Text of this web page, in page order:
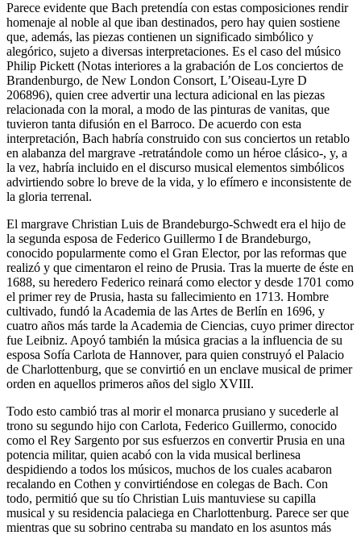
Parece evidente que Bach pretendía con estas composiciones rendir
homenaje al noble al que iban destinados, pero hay quien sostiene
que, además, las piezas contienen un significado simbólico y
alegórico, sujeto a diversas interpretaciones. Es el caso del músico
Philip Pickett (Notas interiores a la grabación de Los conciertos de
Brandenburgo, de New London Consort, L’Oiseau-Lyre D
206896), quien cree advertir una lectura adicional en las piezas
relacionada con la moral, a modo de las pinturas de vanitas, que
tuvieron tanta difusión en el Barroco. De acuerdo con esta
interpretación, Bach habría construido con sus conciertos un retablo
en alabanza del margrave -retratándole como un héroe clásico-, y, a
la vez, habría incluido en el discurso musical elementos simbólicos
advirtiendo sobre lo breve de la vida, y lo efímero e inconsistente de
la gloria terrenal.
El margrave Christian Luis de Brandeburgo-Schwedt era el hijo de
la segunda esposa de Federico Guillermo I de Brandeburgo,
conocido popularmente como el Gran Elector, por las reformas que
realizó y que cimentaron el reino de Prusia. Tras la muerte de éste en
1688, su heredero Federico reinará como elector y desde 1701 como
el primer rey de Prusia, hasta su fallecimiento en 1713. Hombre
cultivado, fundó la Academia de las Artes de Berlín en 1696, y
cuatro años más tarde la Academia de Ciencias, cuyo primer director
fue Leibniz. Apoyó también la música gracias a la influencia de su
esposa Sofía Carlota de Hannover, para quien construyó el Palacio
de Charlottenburg, que se convirtió en un enclave musical de primer
orden en aquellos primeros años del siglo XVIII.
Todo esto cambió tras al morir el monarca prusiano y sucederle al
trono su segundo hijo con Carlota, Federico Guillermo, conocido
como el Rey Sargento por sus esfuerzos en convertir Prusia en una
potencia militar, quien acabó con la vida musical berlinesa
despidiendo a todos los músicos, muchos de los cuales acabaron
recalando en Cothen y convirtiéndose en colegas de Bach. Con
todo, permitió que su tío Christian Luis mantuviese su capilla
musical y su residencia palaciega en Charlottenburg. Parece ser que
mientras que su sobrino centraba su mandato en los asuntos más